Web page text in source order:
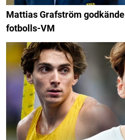
Mattias Grafström
fotbolls-VM